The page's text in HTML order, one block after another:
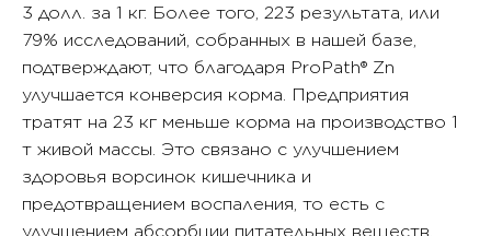
3 долл. за 1 кг. Более того, 223 результата, или
79% исследований, собранных в нашей базе,
подтверждают, что благодаря ProPath® Zn
улучшается конверсия корма. Предприятия
тратят на 23 кг меньше корма на производство 1
т живой массы. Это связано с улучшением
здоровья ворсинок кишечника и
предотвращением воспаления, то есть с
улучшением абсорбции питательных веществ.